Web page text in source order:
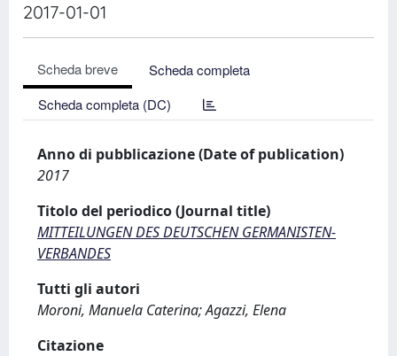
2017-01-01
Scheda breve
Scheda completa
Scheda completa (DC)
Anno di pubblicazione (Date of publication)
2017
Titolo del periodico (Journal title)
MITTEILUNGEN DES DEUTSCHEN GERMANISTEN-
VERBANDES
Tutti gli autori
Moroni, Manuela Caterina; Agazzi, Elena
Citazione